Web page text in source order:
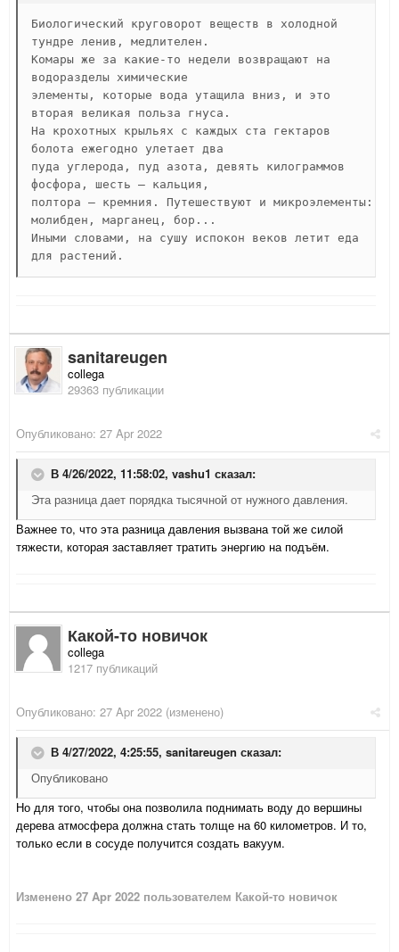
Биологический круговорот веществ в холодной
тундре ленив, медлителен.
Комары же за какие-то недели возвращают на
водоразделы химические
элементы, которые вода утащила вниз, и это
вторая великая польза гнуса.
На крохотных крыльях с каждых ста гектаров
болота ежегодно улетает два
пуда углерода, пуд азота, девять килограммов
фосфора, шесть – кальция,
полтора – кремния. Путешествуют и микроэлементы:
молибден, марганец, бор...
Иными словами, на сушу испокон веков летит еда
для растений.
sanitareugen
collega
29363 публикации
Опубликовано: 27 Apr 2022
В 4/26/2022, 11:58:02, vashu1 сказал:
Эта разница дает порядка тысячной от нужного давления.
Важнее то, что эта разница давления вызвана той же силой
тяжести, которая заставляет тратить энергию на подъём.
Какой-то новичок
collega
1217 публикаций
Опубликовано: 27 Apr 2022 (изменено)
В 4/27/2022, 4:25:55, sanitareugen сказал:
Опубликовано
Но для того, чтобы она позволила поднимать воду до вершины
дерева атмосфера должна стать толще на 60 километров. И то,
только если в сосуде получится создать вакуум.
Изменено 27 Apr 2022 пользователем Какой-то новичок